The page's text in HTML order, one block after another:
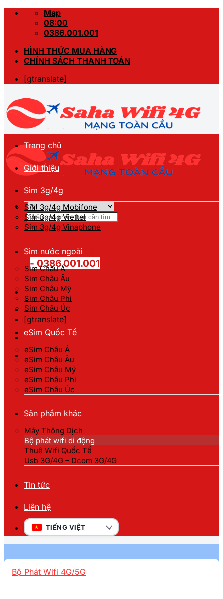
Skip
Map
08:00
0386.001.001
HÌNH THỨC MUA HÀNG
CHÍNH SÁCH THANH TOÁN
[gtranslate]
Tìm
kiếm:
Hotline đặt hàng
- 0386.001.001
[gtranslate]
Trang chủ
Giới thiệu
Sim 3g/4g
Sim 3g/4g Mobifone
Sim 3g/4g Viettel
Sim 3g/4g Vinaphone
Sim nước ngoài
Sim Châu Á
Sim Châu Âu
Sim Châu Mỹ
Sim Châu Phi
Sim Châu Úc
eSim Quốc Tế
eSim Châu Á
eSim Châu Âu
eSim Châu Mỹ
eSim Châu Phi
eSim Châu Úc
Sản phẩm khác
Máy Thông Dịch
Bộ phát wifi di động
Thuê Wifi Quốc Tế
Usb 3G/4G – Dcom 3G/4G
Tin tức
Liên hệ
TIẾNG VIỆT
Bộ Phát Wifi 4G/5G